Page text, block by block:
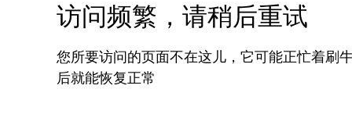
访问频繁，请稍后重试
您所要访问的页面不在这儿，它可能正忙着刷
后就能恢复正常